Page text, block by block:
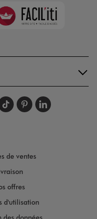
sursur
nous sur
nous
Suivez-nous
Suivez-
de ventes
offres
d'utilisation